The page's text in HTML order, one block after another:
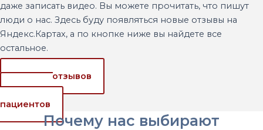
даже записать видео. Вы можете прочитать, что пишут
люди о нас. Здесь буду появляться новые отзывы на
Яндекс.Картах, а по кнопке ниже вы найдете все
остальное.
Больше отзывов
Истории
пациентов
Почему нас выбирают